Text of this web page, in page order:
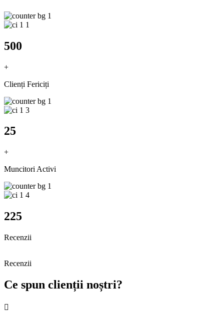
500
+
Clienți Fericiți
25
+
Muncitori Activi
225
Recenzii
Recenzii
Ce spun clienții noștri?